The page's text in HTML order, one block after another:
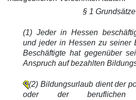
§ 1 Grundsätze
(1) Jeder in Hessen
und jeder in Hessen zu seiner
Beschäftigte hat gegenüber
Anspruch auf bezahlten
(2) Bildungsurlaub dient der
oder der beruflichen